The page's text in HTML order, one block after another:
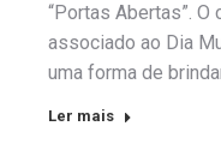
“Portas Abertas”.
associado ao Dia
uma forma de
Ler mais